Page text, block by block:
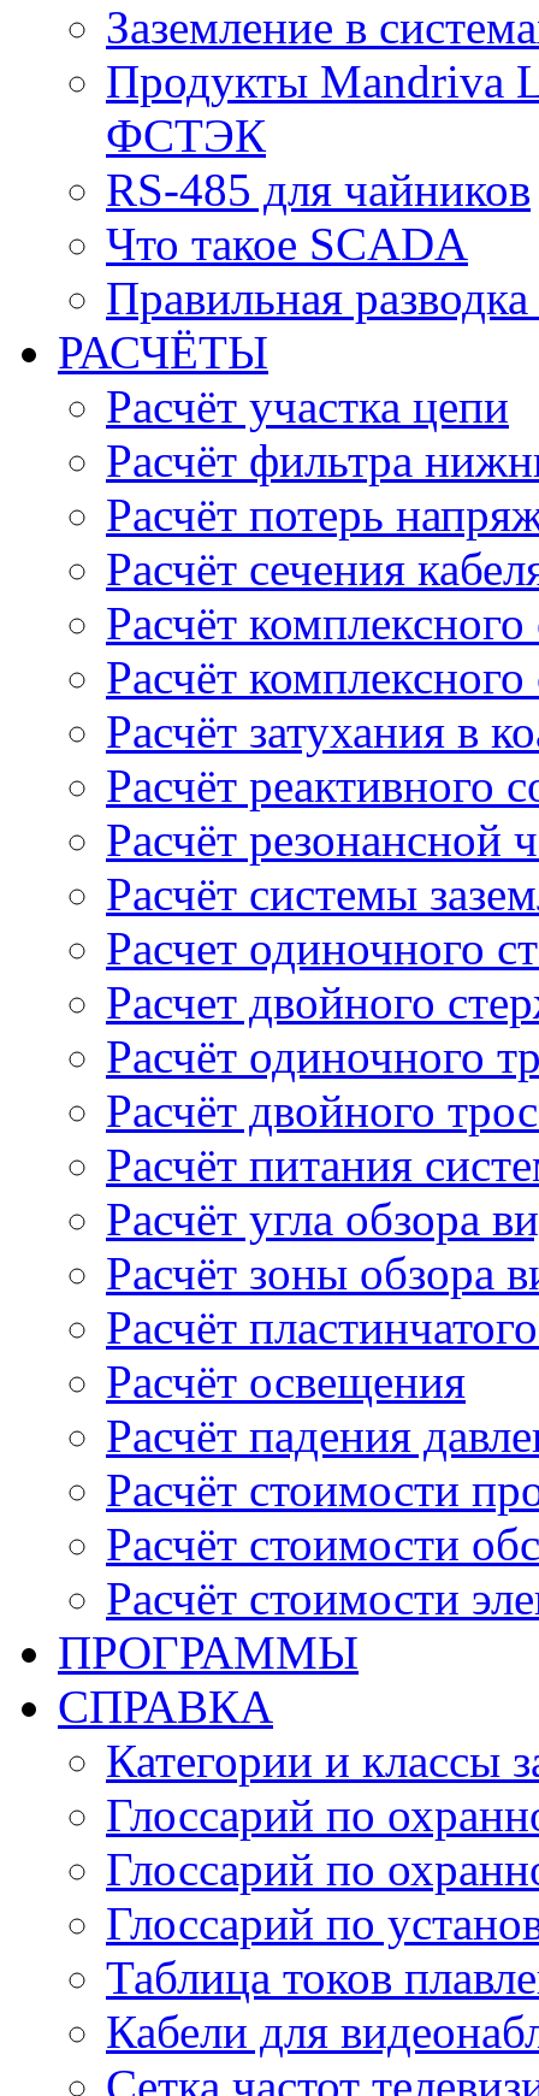
Заземление в
Продукты Mandriva
ФСТЭК
RS-485 для чайников
Что такое SCADA
Правильная
РАСЧЁТЫ
Расчёт участка цепи
Расчёт фильтра
Расчёт потерь
Расчёт сечения
Расчёт
Расчёт
Расчёт затухания в
Расчёт реактивного
Расчёт резонансной
Расчёт системы
Расчет одиночного
Расчет двойного
Расчёт одиночного
Расчёт двойного
Расчёт питания
Расчёт угла обзора
Расчёт зоны обзора
Расчёт
Расчёт освещения
Расчёт падения
Расчёт стоимости
Расчёт стоимости
Расчёт стоимости
ПРОГРАММЫ
СПРАВКА
Категории и классы
Глоссарий по
Глоссарий по
Глоссарий по
Таблица токов
Кабели для